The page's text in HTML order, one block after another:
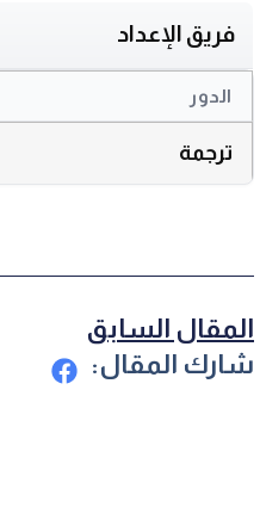
فريق الإعداد
الدور
ترجمة
المقال السابق
شارك المقال: